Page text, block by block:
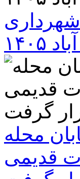
۱۴۰۵
محله
قدیمی